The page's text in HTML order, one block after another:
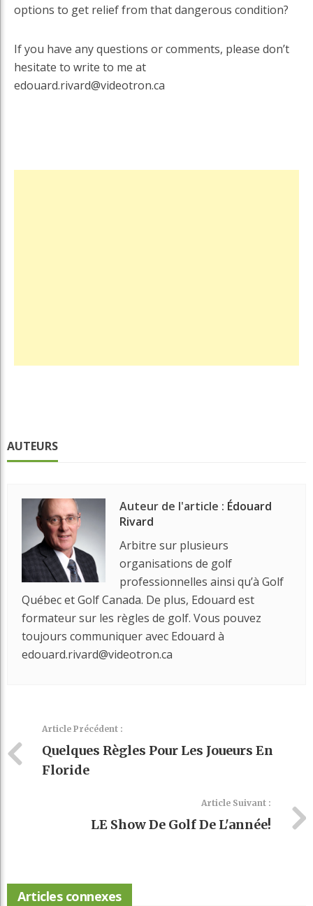
options to get relief from that dangerous condition?
If you have any questions or comments, please don’t
hesitate to write to me at
edouard.rivard@videotron.ca
AUTEURS
Auteur de l'article : Édouard
Rivard
Arbitre sur plusieurs
organisations de golf
professionnelles ainsi qu’à Golf
Québec et Golf Canada. De plus, Edouard est
formateur sur les règles de golf. Vous pouvez
toujours communiquer avec Edouard à
edouard.rivard@videotron.ca
Article Précédent :
Quelques Règles Pour Les Joueurs En
Floride
Article Suivant :
LE Show De Golf De L'année!
Articles connexes